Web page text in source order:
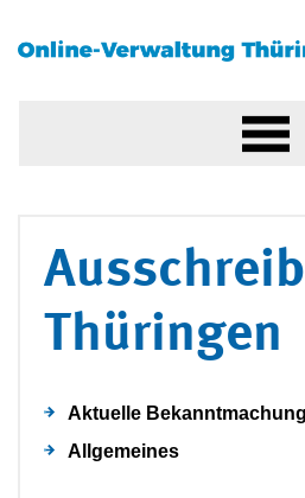
Thüringen
Aktuelle
Allgemeines